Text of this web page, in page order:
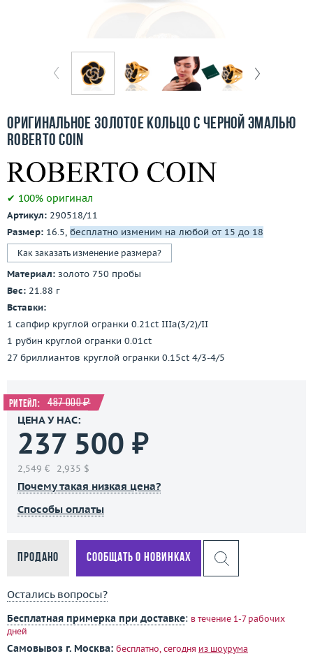
Покупка и оплата
Ломбард
Контакты
3D-тур по шоуруму
Заказать звонок
Оригинальное золотое кольцо с черной эмалью
Roberto Coin
✔ 100% оригинал
Артикул: 290518/11
Размер: 16.5, бесплатно изменим на любой от 15 до 18
Как заказать изменение размера?
Материал: золото 750 пробы
Вес: 21.88 г
Вставки:
1 сапфир круглой огранки 0.21ct IIIa(3/2)/II
1 рубин круглой огранки 0.01ct
27 бриллиантов круглой огранки 0.15ct 4/3-4/5
Ритейл: 487 000 ₽
ЦЕНА У НАС:
237 500 ₽
2,549 € 2,935 $
Почему такая низкая цена?
Способы оплаты
Продано Сообщать о новинках
Остались вопросы?
Бесплатная примерка при доставке: в течение 1-7 рабочих
дней
Самовывоз г. Москва: бесплатно, сегодня из шоурума